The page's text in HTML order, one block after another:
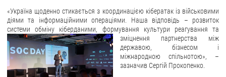
«Україна щоденно стикається з координацією кібератак із військовими
діями та інформаційними операціями. Наша відповідь – розвиток
системи обміну кіберданими, формування культури реагування та
зміцнення партнерства між
державою, бізнесом і
міжнародною спільнотою», –
зазначив Сергій Прокопенко.